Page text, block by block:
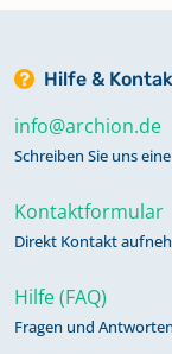
Hilfe &
info@archion.de
Schreiben Sie uns
Kontaktformular
Direkt Kontakt
Hilfe (FAQ)
Fragen und Antworten